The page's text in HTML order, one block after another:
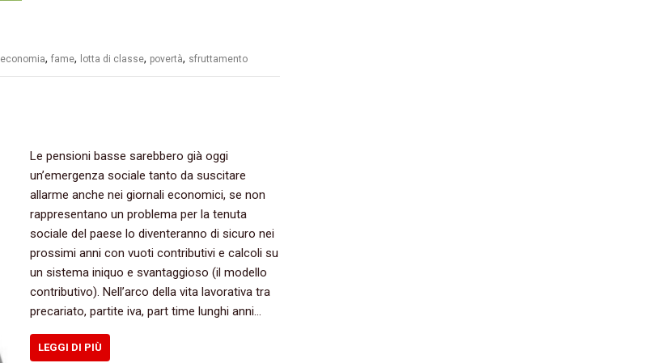
economia, fame, lotta di classe, povertà, sfruttamento
Le pensioni basse sarebbero già oggi
un’emergenza sociale tanto da suscitare
allarme anche nei giornali economici, se non
rappresentano un problema per la tenuta
sociale del paese lo diventeranno di sicuro nei
prossimi anni con vuoti contributivi e calcoli su
un sistema iniquo e svantaggioso (il modello
contributivo). Nell’arco della vita lavorativa tra
precariato, partite iva, part time lunghi anni…
LEGGI DI PIÙ